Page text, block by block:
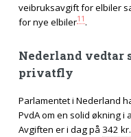
veibruksavgift for elbiler
for nye elbiler11.
Nederland
privatfly
Parlamentet i Nederland
PvdA om en solid økning
Avgiften er i dag på 342 kr.